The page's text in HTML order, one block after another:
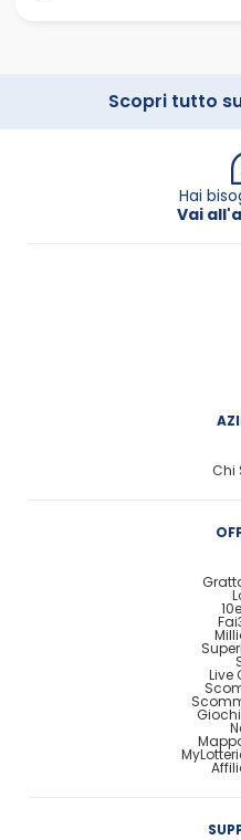
Scopri tutto
Hai
Vai
Chi
Live